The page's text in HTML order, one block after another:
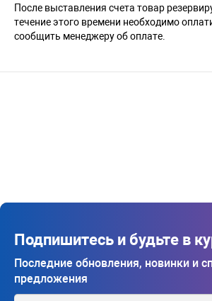
После выставления счета товар
течение этого времени необходимо
сообщить менеджеру об оплате.
Подпишитесь и будьте в
Последние обновления, новинки и
предложения